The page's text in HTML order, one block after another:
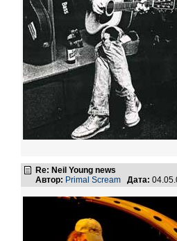
Re: Neil Young news
Автор: Primal Scream Дата: